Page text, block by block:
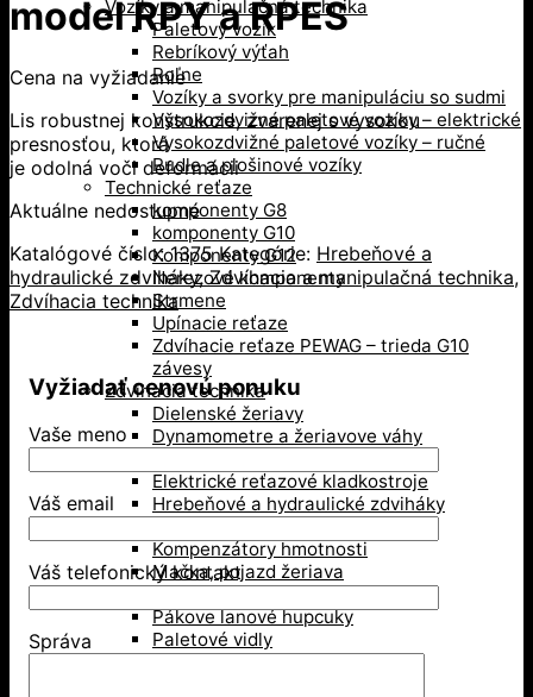
Vozíky a manipulačná technika
Paletový vozík
Rebríkový výťah
Roľne
Vozíky a svorky pre manipuláciu so sudmi
Vysokozdvižné paletové vozíky – elektrické
Vysokozdvižné paletové vozíky – ručné
Rudle a plošinové vozíky
Technické reťaze
komponenty G8
komponenty G10
Komponenty G12
Nerezové komponenty
Strmene
Upínacie reťaze
Zdvíhacie reťaze PEWAG – trieda G10
závesy
Zdvíhacia technika
Dielenské žeriavy
Dynamometre a žeriavove váhy
Elektrické reťazové kladkostroje
Hrebeňové a hydraulické zdviháky
Kompenzátory hmotnosti
Mačka, pojazd žeriava
Pákové kladkostroje
Pákove lanové hupcuky
Paletové vidly
Pneumatické kladkostroje
model RPY a RPES
Cena na vyžiadanie
Lis robustnej konštrukcie, zvarenej s vysokou
presnosťou, ktorá
je odolná voči deformácii
Aktuálne nedostupné
Katalógové číslo:1375 Kategórie: Hrebeňové a
hydraulické zdviháky,Zdvíhacia a manipulačná technika,
Zdvíhacia technika
Vyžiadať cenovú ponuku
Vaše meno
Váš email
Váš telefonický kontakt
Správa